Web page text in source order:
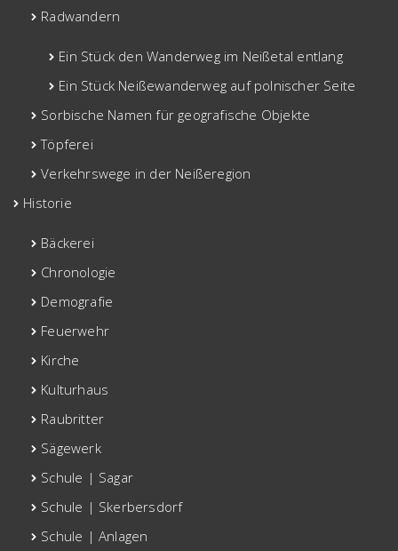
Radwandern
Ein Stück den Wanderweg im Neißetal entlang
Ein Stück Neißewanderweg auf polnischer Seite
Sorbische Namen für geografische Objekte
Töpferei
Verkehrswege in der Neißeregion
Historie
Bäckerei
Chronologie
Demografie
Feuerwehr
Kirche
Kulturhaus
Raubritter
Sägewerk
Schule | Sagar
Schule | Skerbersdorf
Schule | Anlagen